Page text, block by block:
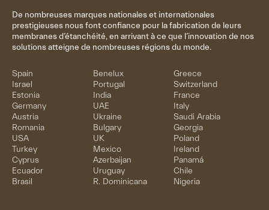
De nombreuses marques nationales et internationales
prestigieuses nous font confiance pour la fabrication de leurs
membranes d’étanchéité, en arrivant à ce que l’innovation de nos
solutions atteigne de nombreuses régions du monde.
Spain Benelux
Greece
Israel
Portugal
Switzerland
Estonia
India
France
Germany
UAE
Italy
Austria
Ukraine
Saudi Arabia
Romania
Bulgary
Georgia
USA
UK
Poland
Turkey
Mexico
Ireland
Cyprus
Azerbaijan
Panamá
Ecuador
Uruguay
Chile
Brasil
R. Dominicana Nigeria